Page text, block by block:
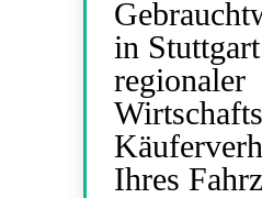
in
regionaler
Ihres